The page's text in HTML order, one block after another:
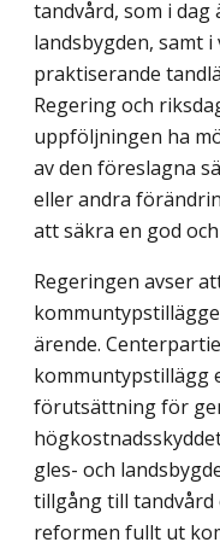
tandvård, som i dag
landsbygden, samt
praktiserande
Regering och
uppföljningen ha
av den föreslagna
eller andra
att säkra en god
Regeringen avser
ärende.
kommuntyps­tillägg
förutsättning för
gles- och
tillgång till tandvård
reformen fullt ut